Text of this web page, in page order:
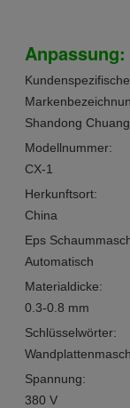
Anpassung:
Shandong
Modellnummer:
CX-1
Herkunftsort:
China
Eps
Automatisch
Materialdicke:
0.3-0.8 mm
Schlüsselwörter:
Spannung:
380 V